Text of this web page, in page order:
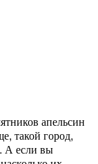
апельсин
такой город,
А если вы